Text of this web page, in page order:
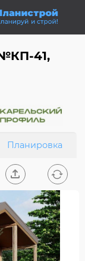
41,
Планировка